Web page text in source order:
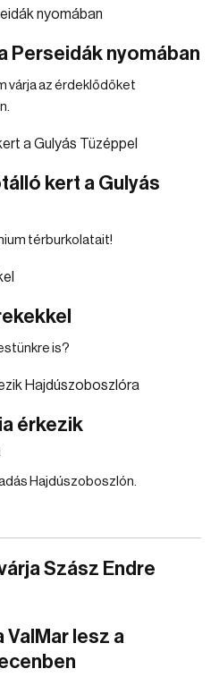
Perseidák nyomában
várja az érdeklődőket
kert a Gulyás
térburkolatait!
is?
érkezik
Hajdúszoboszlón.
Szász Endre
lesz a